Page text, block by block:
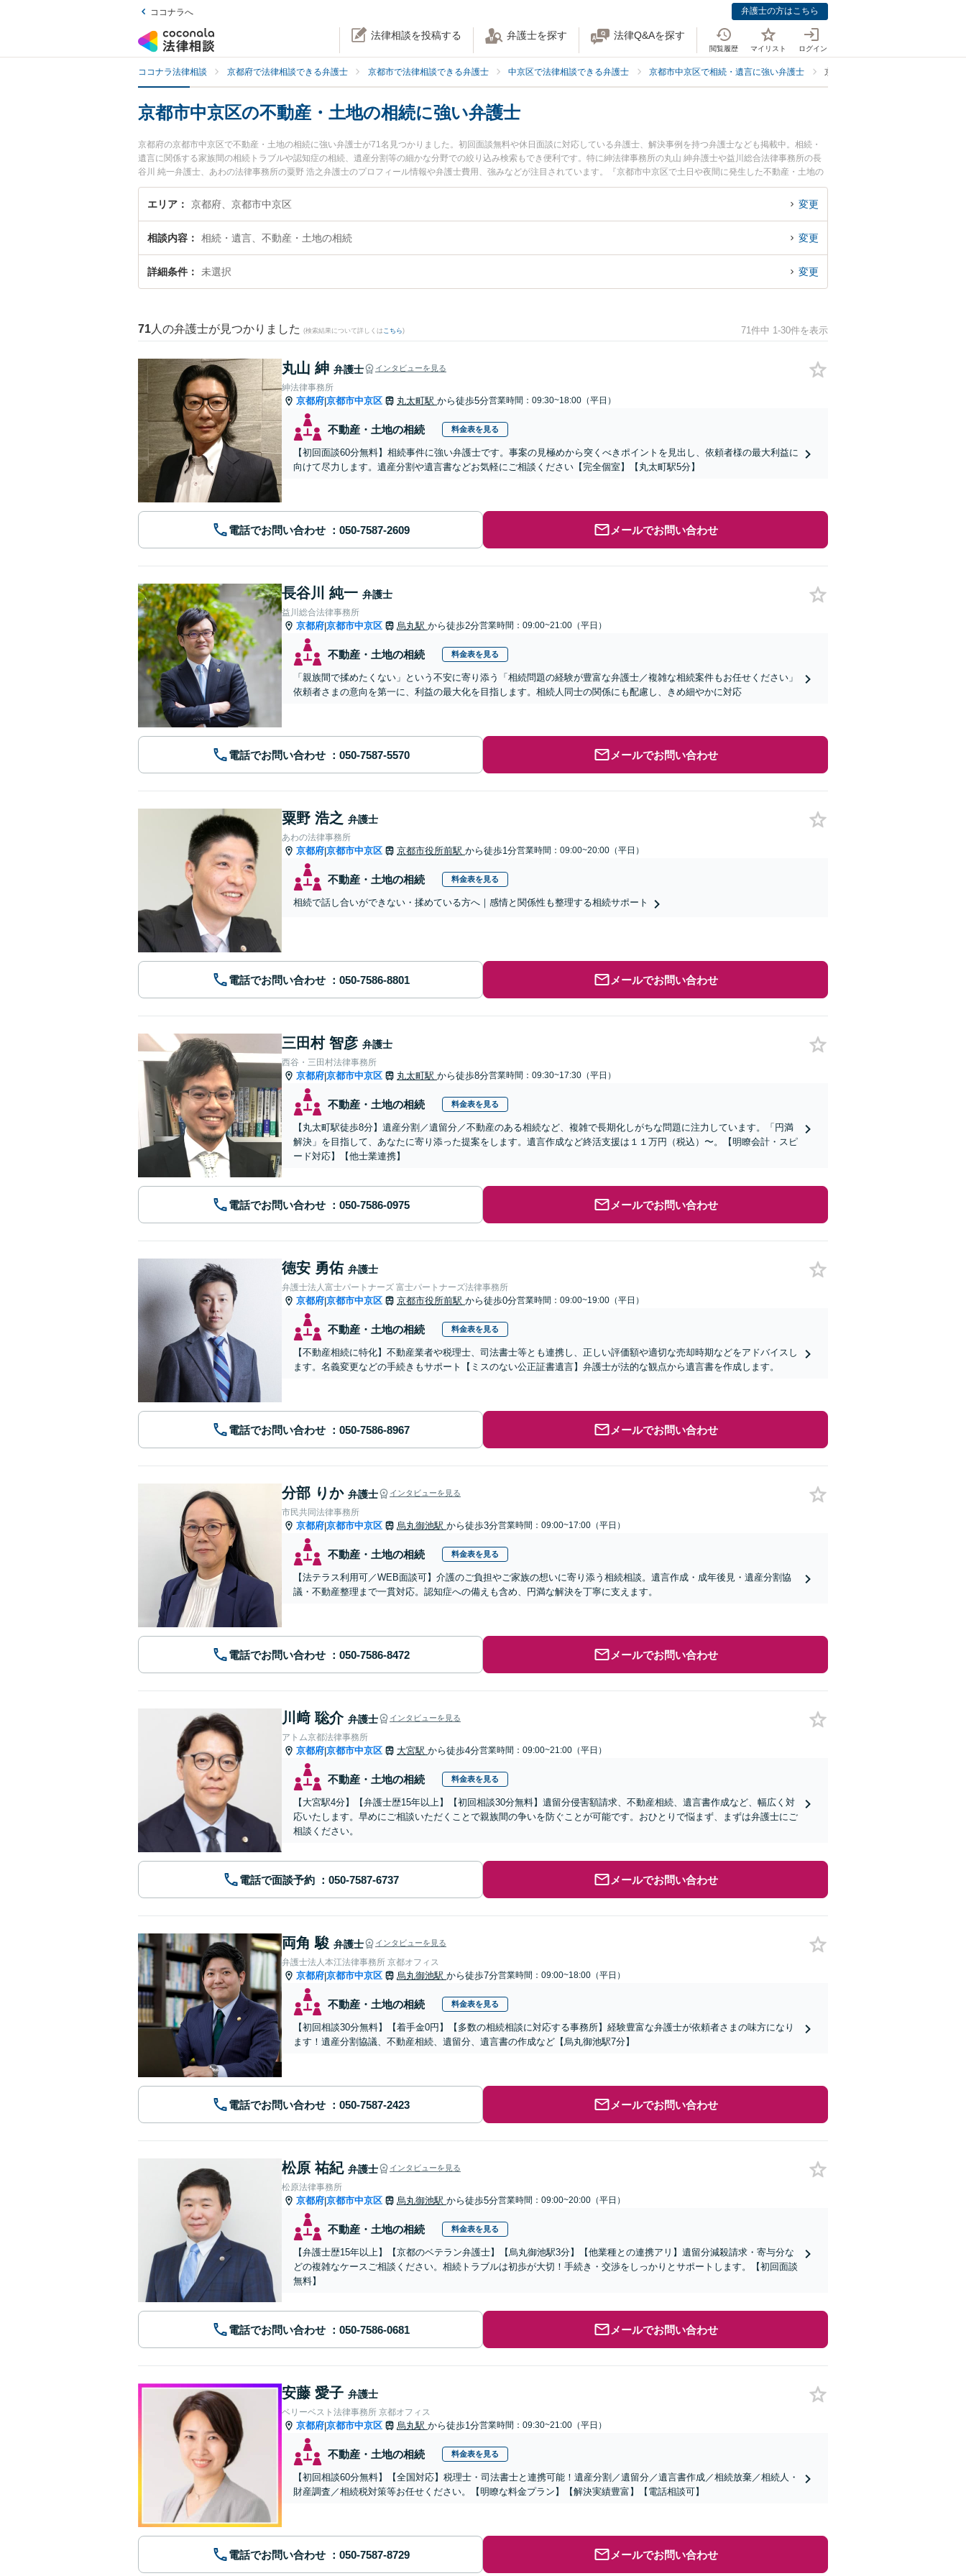
ココナラへ 弁護士の方はこちら
法律相談を投稿する 弁護士を探す 法律Q&Aを探す
閲覧履歴 マイリスト ログイン
ココナラ法律相談 京都府で法律相談できる弁護士 京都市で法律相談できる弁護士 中京区で法律相談できる弁護士 京都市中京区で相続・遺言に強い弁護士 京都市中京区で不動産・土地の相続
京都市中京区の不動産・土地の相続に強い弁護士
京都府の京都市中京区で不動産・土地の相続に強い弁護士が71名見つかりました。初回面談無料や休日面談に対応している弁護士、解決事例を持つ弁護士なども掲載中。相続・
遺言に関係する家族間の相続トラブルや認知症の相続、遺産分割等の細かな分野での絞り込み検索もでき便利です。特に紳法律事務所の丸山 紳弁護士や益川総合法律事務所の長
谷川 純一弁護士、あわの法律事務所の粟野 浩之弁護士のプロフィール情報や弁護士費用、強みなどが注目されています。『京都市中京区で土日や夜間に発生した不動産・土地の
相続のトラブルを今すぐに弁護士に相談したい』『不動産・土地の相続のトラブル解決の実績豊富な近くの弁護士を検索したい』『初回相談無料で不動産・土地の相続を法律相談
できる京都市中京区内の弁護士に相談予約したい』などでお困りの相談者さんにおすすめです。
エリア 京都府、京都市中京区 変更
相談内容 相続・遺言、不動産・土地の相続 変更
詳細条件 未選択 変更
71 人の弁護士が見つかりました (検索結果について詳しくは こちら) 71件中 1-30件を表示
丸山 紳 弁護士 インタビューを見る
紳法律事務所
京都府|京都市中京区 丸太町駅 から徒歩5分営業時間：09:30~18:00（平日）
不動産・土地の相続 料金表を見る
【初回面談60分無料】相続事件に強い弁護士です。事案の見極めから突くべきポイントを見出し、依頼者様の最大利益に
向けて尽力します。遺産分割や遺言書などお気軽にご相談ください【完全個室】【丸太町駅5分】
電話でお問い合わせ メールでお問い合わせ
長谷川 純一 弁護士
益川総合法律事務所
京都府|京都市中京区 烏丸駅 から徒歩2分営業時間：09:00~21:00（平日）
不動産・土地の相続 料金表を見る
「親族間で揉めたくない」という不安に寄り添う「相続問題の経験が豊富な弁護士／複雑な相続案件もお任せください」
依頼者さまの意向を第一に、利益の最大化を目指します。相続人同士の関係にも配慮し、きめ細やかに対応
電話でお問い合わせ メールでお問い合わせ
粟野 浩之 弁護士
あわの法律事務所
京都府|京都市中京区 京都市役所前駅 から徒歩1分営業時間：09:00~20:00（平日）
不動産・土地の相続 料金表を見る
相続で話し合いができない・揉めている方へ｜感情と関係性も整理する相続サポート
電話でお問い合わせ メールでお問い合わせ
三田村 智彦 弁護士
西谷・三田村法律事務所
京都府|京都市中京区 丸太町駅 から徒歩8分営業時間：09:30~17:30（平日）
不動産・土地の相続 料金表を見る
【丸太町駅徒歩8分】遺産分割／遺留分／不動産のある相続など、複雑で長期化しがちな問題に注力しています。「円満
解決」を目指して、あなたに寄り添った提案をします。遺言作成など終活支援は１１万円（税込）〜。【明瞭会計・スピ
ード対応】【他士業連携】
電話でお問い合わせ メールでお問い合わせ
徳安 勇佑 弁護士
弁護士法人富士パートナーズ 富士パートナーズ法律事務所
京都府|京都市中京区 京都市役所前駅 から徒歩0分営業時間：09:00~19:00（平日）
不動産・土地の相続 料金表を見る
【不動産相続に特化】不動産業者や税理士、司法書士等とも連携し、正しい評価額や適切な売却時期などをアドバイスし
ます。名義変更などの手続きもサポート【ミスのない公正証書遺言】弁護士が法的な観点から遺言書を作成します。
電話でお問い合わせ メールでお問い合わせ
分部 りか 弁護士 インタビューを見る
市民共同法律事務所
京都府|京都市中京区 烏丸御池駅 から徒歩3分営業時間：09:00~17:00（平日）
不動産・土地の相続 料金表を見る
【法テラス利用可／WEB面談可】介護のご負担やご家族の想いに寄り添う相続相談。遺言作成・成年後見・遺産分割協
議・不動産整理まで一貫対応。認知症への備えも含め、円満な解決を丁寧に支えます。
電話でお問い合わせ メールでお問い合わせ
川﨑 聡介 弁護士 インタビューを見る
アトム京都法律事務所
京都府|京都市中京区 大宮駅 から徒歩4分営業時間：09:00~21:00（平日）
不動産・土地の相続 料金表を見る
【大宮駅4分】【弁護士歴15年以上】【初回相談30分無料】遺留分侵害額請求、不動産相続、遺言書作成など、幅広く対
応いたします。早めにご相談いただくことで親族間の争いを防ぐことが可能です。おひとりで悩まず、まずは弁護士にご
相談ください。
電話で面談予約 メールでお問い合わせ
両角 駿 弁護士 インタビューを見る
弁護士法人本江法律事務所 京都オフィス
京都府|京都市中京区 烏丸御池駅 から徒歩7分営業時間：09:00~18:00（平日）
不動産・土地の相続 料金表を見る
【初回相談30分無料】【着手金0円】【多数の相続相談に対応する事務所】経験豊富な弁護士が依頼者さまの味方になり
ます！遺産分割協議、不動産相続、遺留分、遺言書の作成など【烏丸御池駅7分】
電話でお問い合わせ メールでお問い合わせ
松原 祐紀 弁護士 インタビューを見る
松原法律事務所
京都府|京都市中京区 烏丸御池駅 から徒歩5分営業時間：09:00~20:00（平日）
不動産・土地の相続 料金表を見る
【弁護士歴15年以上】【京都のベテラン弁護士】【烏丸御池駅3分】【他業種との連携アリ】遺留分減殺請求・寄与分な
どの複雑なケースご相談ください。相続トラブルは初歩が大切！手続き・交渉をしっかりとサポートします。【初回面談
無料】
電話でお問い合わせ メールでお問い合わせ
安藤 愛子 弁護士
ベリーベスト法律事務所 京都オフィス
京都府|京都市中京区 烏丸駅 から徒歩1分営業時間：09:30~21:00（平日）
不動産・土地の相続 料金表を見る
【初回相談60分無料】【全国対応】税理士・司法書士と連携可能！遺産分割／遺留分／遺言書作成／相続放棄／相続人・
財産調査／相続税対策等お任せください。【明瞭な料金プラン】【解決実績豊富】【電話相談可】
電話でお問い合わせ メールでお問い合わせ